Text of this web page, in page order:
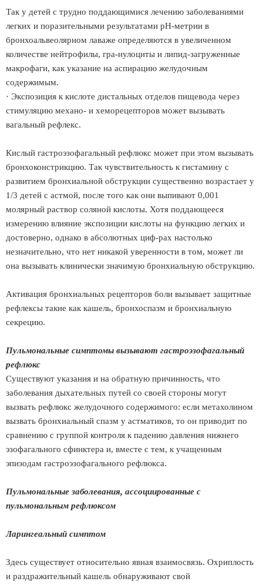
Так у детей с трудно поддающимися лечению заболеваниями
легких и поразительными результатами рН-метрии в
бронхоальвеолярном лаваже определяются в увеличенном
количестве нейтрофилы, гра-нулоциты и липид-загруженные
макрофаги, как указание на аспирацию желудочным
содержимым.
· Экспозиция к кислоте дистальных отделов пищевода через
стимуляцию механо- и хеморецепторов может вызывать
вагальный рефлекс.
Кислый гастроэзофагальный рефлюкс может при этом вызывать
бронхоконстрикцию. Так чувствительность к гистамину с
развитием бронхиальной обструкции существенно возрастает у
1/3 детей с астмой, после того как они выпивают 0,001
молярный раствор соляной кислоты. Хотя поддающееся
измерению влияние экспозиции кислоты на функцию легких и
достоверно, однако в абсолютных циф-рах настолько
незначительно, что нет никакой уверенности в том, может ли
она вызывать клинически значимую бронхиальную обструкцию.
Активация бронхиальных рецепторов боли вызывает защитные
рефлексы такие как кашель, бронхоспазм и бронхиальную
секрецию.
Пульмональные симптомы вызывают гастроэзофагальный
рефлюкс
Существуют указания и на обратную причинность, что
заболевания дыхательных путей со своей стороны могут
вызвать рефлюкс желудочного содержимого: если метахолином
вызвать бронхиальный спазм у астматиков, то он приводит по
сравнению с группой контроля к падению давления нижнего
эзофагального сфинктера и, вместе с тем, к учащенным
эпизодам гастроэзофагального рефлюкса.
Пульмональные заболевания, ассоциированные с
пульмональным рефлюксом
Ларингеальный симптом
Здесь существует относительно явная взаимосвязь. Охриплость
и раздражительный кашель обнаруживают свой